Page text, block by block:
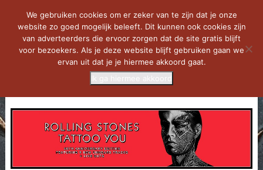
We gebruiken cookies om er zeker van te zijn dat je onze
website zo goed mogelijk beleeft. Dit kunnen ook cookies zijn
van adverteerders die ervoor zorgen dat de site gratis blijft
voor bezoekers. Als je deze website blijft gebruiken gaan we
ervan uit dat je je hiermee akkoord gaat.
Ik ga hiermee akkoord